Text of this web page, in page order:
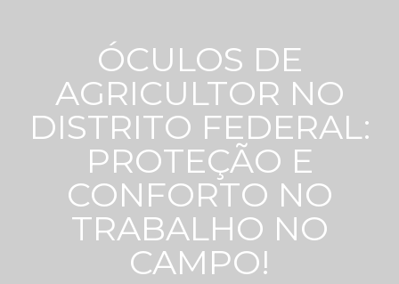
ÓCULOS DE
AGRICULTOR NO
DISTRITO FEDERAL:
PROTEÇÃO E
CONFORTO NO
TRABALHO NO
CAMPO!